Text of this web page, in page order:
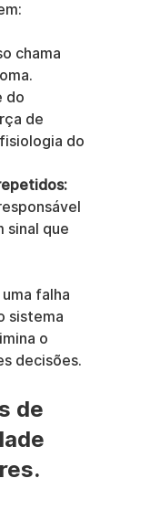
chama
do
de
do
sinal que
falha
sistema
o
decisões.
de